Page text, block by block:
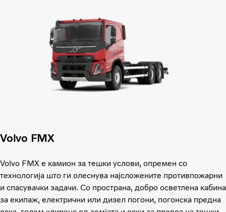
Volvo FMX
Volvo FMX е камион за тешки услови, опремен со
технологија што ги олеснува најсложените противпожарни
и спасувачки задачи. Со пространа, добро осветлена кабина
за екипаж, електрични или дизел погони, погонска предна